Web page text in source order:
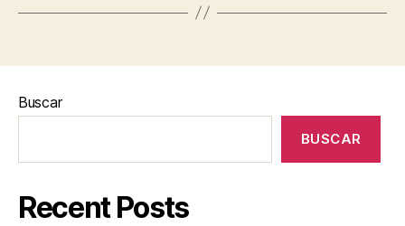
Buscar
BUSCAR
Recent Posts